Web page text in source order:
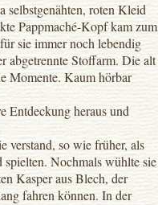
selbstgenähten, roten Kleid
Pappmaché-Kopf kam zum
sie immer noch lebendig
abgetrennte Stoffarm. Die alt
Momente. Kaum hörbar
Entdeckung heraus und
verstand, so wie früher, als
Nochmals wühlte sie
Kasper aus Blech, der
fahren können. In der